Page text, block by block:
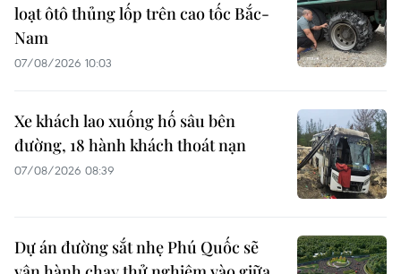
loạt ôtô thủng lốp trên cao tốc Bắc-
Nam
07/08/2026 10:03
Xe khách lao xuống hố sâu bên
đường, 18 hành khách thoát nạn
07/08/2026 08:39
Dự án đường sắt nhẹ Phú Quốc sẽ